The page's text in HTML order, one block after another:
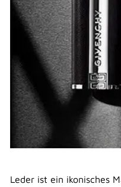
Leder ist ein ikonisches